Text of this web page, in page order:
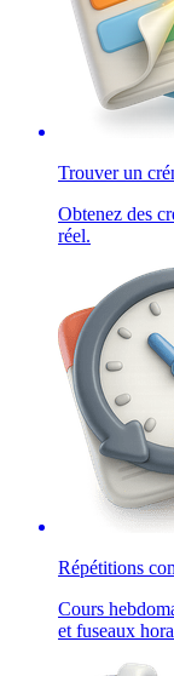
Trouver un
Obtenez des
réel.
Répétitions
Cours
et fuseaux